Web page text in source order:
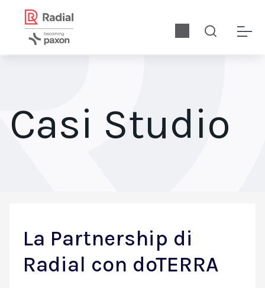
Casi Studio
La Partnership di
Radial con doTERRA